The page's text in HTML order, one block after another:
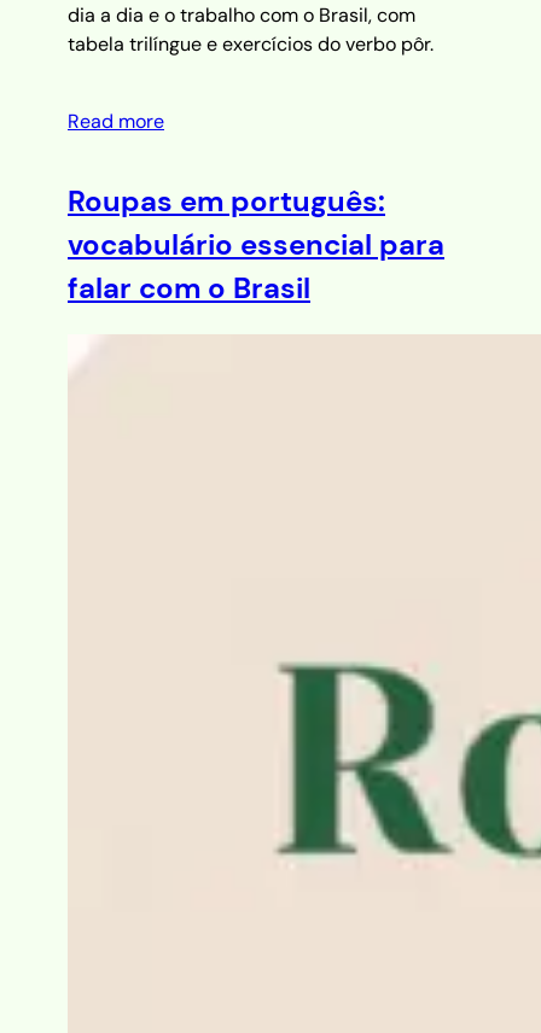
dia a dia e o trabalho com o Brasil, com
tabela trilíngue e exercícios do verbo pôr.
Read more
Roupas em português:
vocabulário essencial para
falar com o Brasil